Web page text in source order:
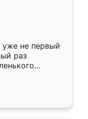
уже не первый
раз
второй раз
очень
быстрая,